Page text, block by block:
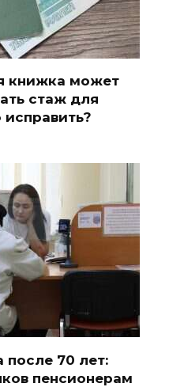
книжка может
стаж для
исправить?
после 70 лет:
пенсионерам